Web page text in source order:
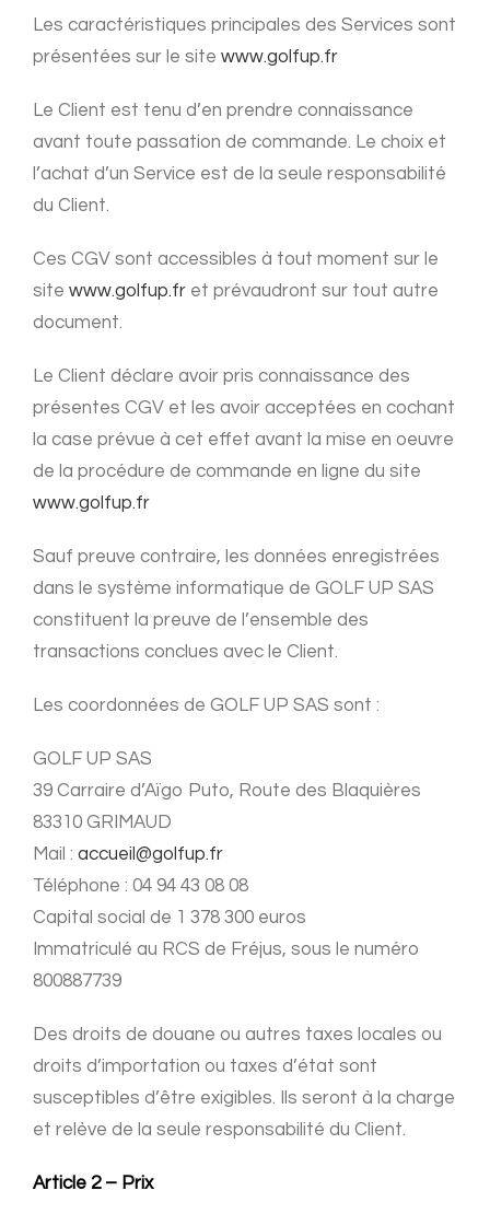
Les caractéristiques principales des Services sont
présentées sur le site www.golfup.fr
Le Client est tenu d’en prendre connaissance
avant toute passation de commande. Le choix et
l’achat d’un Service est de la seule responsabilité
du Client.
Ces CGV sont accessibles à tout moment sur le
site www.golfup.fr et prévaudront sur tout autre
document.
Le Client déclare avoir pris connaissance des
présentes CGV et les avoir acceptées en cochant
la case prévue à cet effet avant la mise en oeuvre
de la procédure de commande en ligne du site
www.golfup.fr
Sauf preuve contraire, les données enregistrées
dans le système informatique de GOLF UP SAS
constituent la preuve de l’ensemble des
transactions conclues avec le Client.
Les coordonnées de GOLF UP SAS sont :
GOLF UP SAS
39 Carraire d’Aïgo Puto, Route des Blaquières
83310 GRIMAUD
Mail : accueil@golfup.fr
Téléphone : 04 94 43 08 08
Capital social de 1 378 300 euros
Immatriculé au RCS de Fréjus, sous le numéro
800887739
Des droits de douane ou autres taxes locales ou
droits d’importation ou taxes d’état sont
susceptibles d’être exigibles. Ils seront à la charge
et relève de la seule responsabilité du Client.
Article 2 – Prix